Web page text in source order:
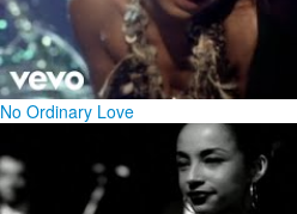
No Ordinary Love